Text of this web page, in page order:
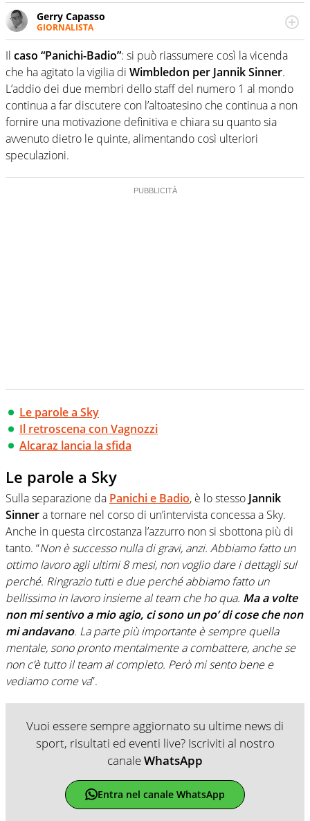
Gerry Capasso
GIORNALISTA
Per lui gli sport americani non hanno segreti: basket,
football, baseball e la capacità innata di trovare la notizia
dove altri non vedono granché
Il caso “Panichi-Badio”: si può riassumere così la vicenda
che ha agitato la vigilia di Wimbledon per Jannik Sinner.
L’addio dei due membri dello staff del numero 1 al mondo
continua a far discutere con l’altoatesino che continua a non
fornire una motivazione definitiva e chiara su quanto sia
avvenuto dietro le quinte, alimentando così ulteriori
speculazioni.
Le parole a Sky
Il retroscena con Vagnozzi
Alcaraz lancia la sfida
Le parole a Sky
Sulla separazione da Panichi e Badio, è lo stesso Jannik
Sinnera tornare nel corso di un’intervista concessa a Sky.
Anche in questa circostanza l’azzurro non si sbottona più di
tanto. “Non è successo nulla di gravi, anzi. Abbiamo fatto un
ottimo lavoro agli ultimi 8 mesi, non voglio dare i dettagli sul
perché. Ringrazio tutti e due perché abbiamo fatto un
bellissimo in lavoro insieme al team che ho qua. Ma a volte
non mi sentivo a mio agio, ci sono un po’ di cose che non
mi andavano. La parte più importante è sempre quella
mentale, sono pronto mentalmente a combattere, anche se
non c’è tutto il team al completo. Però mi sento bene e
vediamo come va”.
Vuoi essere sempre aggiornato su ultime news di
sport, risultati ed eventi live? Iscriviti al nostro
canaleWhatsApp
Entra nel canale WhatsApp